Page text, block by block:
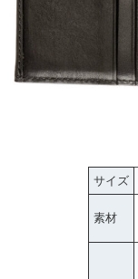
サイズ
素材